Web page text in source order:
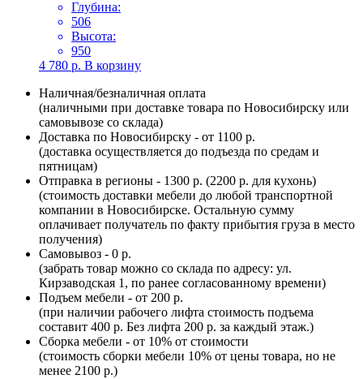
Глубина:
506
Высота:
950
4 780 р. В корзину
Наличная/безналичная оплата
(наличными при доставке товара по Новосибирску или
самовывозе со склада)
Доставка по Новосибирску - от 1100 р.
(доставка осуществляется до подъезда по средам и
пятницам)
Отправка в регионы - 1300 р. (2200 р. для кухонь)
(стоимость доставки мебели до любой транспортной
компании в Новосибирске. Остальную сумму
оплачивает получатель по факту прибытия груза в место
получения)
Самовывоз - 0 р.
(забрать товар можно со склада по адресу: ул.
Кирзаводская 1, по ранее согласованному времени)
Подъем мебели - от 200 р.
(при наличии рабочего лифта стоимость подъема
составит 400 р. Без лифта 200 р. за каждый этаж.)
Сборка мебели - от 10% от стоимости
(стоимость сборки мебели 10% от цены товара, но не
менее 2100 р.)